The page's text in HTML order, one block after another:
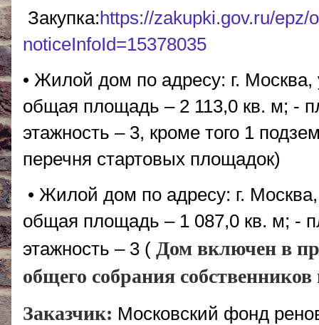
Закупка:https://zakupki.gov.ru/
noticeInfoId=15378035
• Жилой дом по адресу: г.
общая площадь – 2 113,0 кв. м; -
этажность – 3, кроме того 1
перечня стартовых площадок)
• Жилой дом по адресу: г.
общая площадь – 1 087,0 кв. м; -
этажность – 3 ( Дом включен в
общего собрания
Заказчик: Московский фонд